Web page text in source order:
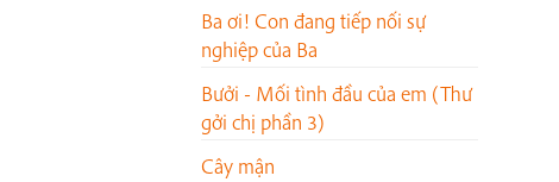
Ba ơi! Con đang tiếp nối sự
nghiệp của Ba
Bưởi - Mối tình đầu của em (Thư
gởi chị phần 3)
Cây mận